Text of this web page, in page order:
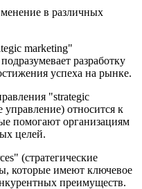
в различных
marketing"
разработку
успеха на рынке.
"strategic
управление) относится к
помогают организациям
целей.
(стратегические
которые имеют ключевое
преимуществ.